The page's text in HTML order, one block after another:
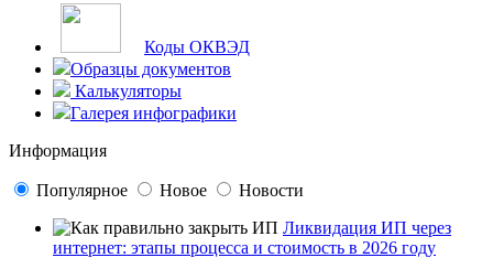
Коды ОКВЭД
Образцы документов
Калькуляторы
Галерея инфографики
Информация
Популярное Новое
Новости
Ликвидация ИП через
интернет: этапы процесса и стоимость в 2026 году